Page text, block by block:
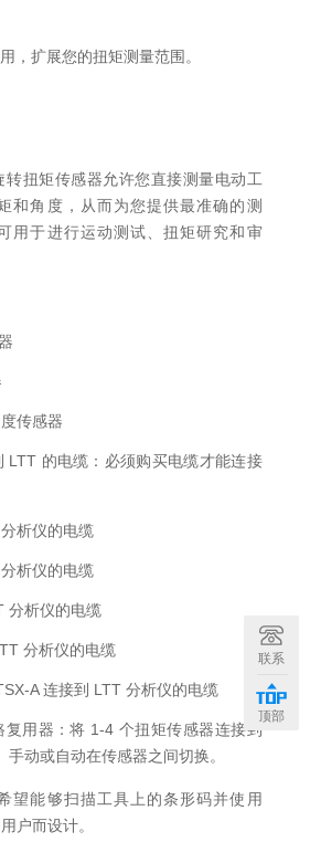
，扩展您的扭矩测量范围。
转扭矩传感器允许您直接测量电动工
和角度，从而为您提供最准确的测
用于进行运动测试、扭矩研究和审
传感器
的电缆： 必须购买电缆才能连接
析仪的电缆
析仪的电缆
分析仪的电缆
分析仪的电缆
A 连接到 LTT 分析仪的电缆
复用器：将 1-4 个扭矩传感器连接到
动或自动在传感器之间切换。
望能够扫描工具上的条形码并使用
户而设计。
联系
顶部